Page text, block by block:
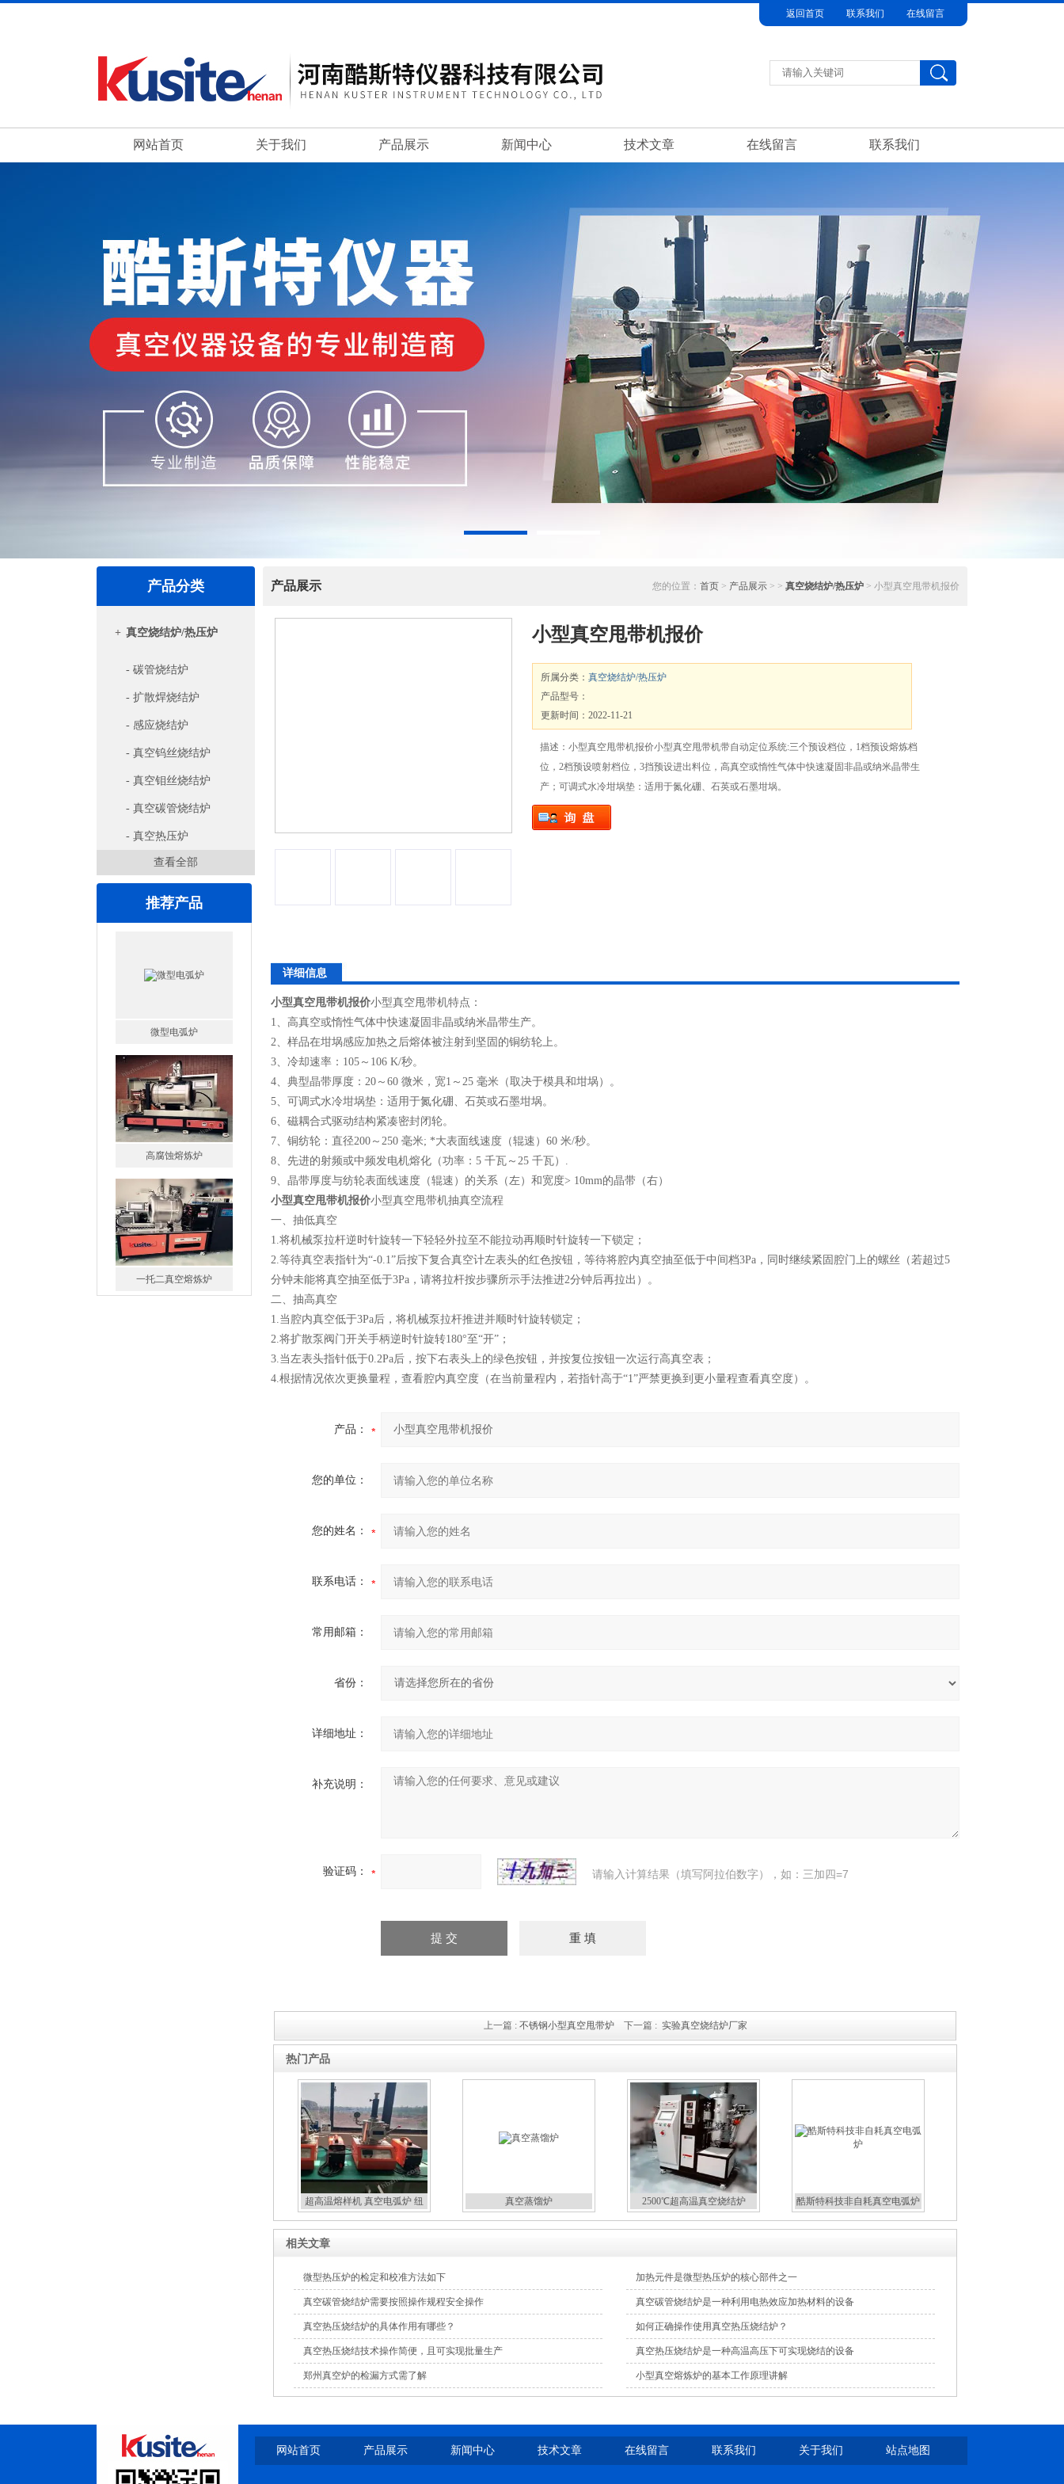
返回首页 联系我们 在线留言
网站首页 关于我们 产品展示 新闻中心 技术文章 在线留言 联系我们
产品分类
+ 真空烧结炉/热压炉
- 碳管烧结炉
- 扩散焊烧结炉
- 感应烧结炉
- 真空钨丝烧结炉
- 真空钼丝烧结炉
- 真空碳管烧结炉
- 真空热压炉
查看全部
推荐产品
高腐蚀熔炼炉
一托二真空熔炼炉
产品展示 您的位置： 首页 > 产品展示 > > 真空烧结炉/热压炉 > 小型真空甩带机报价
小型真空甩带机报价
所属分类： 真空烧结炉/热压炉
产品型号：
更新时间：2022-11-21
描述：小型真空甩带机报价小型真空甩带机带自动定位系统:三个预设档位，1档预设熔炼档
位，2档预设喷射档位，3挡预设进出料位，高真空或惰性气体中快速凝固非晶或纳米晶带生
产；可调式水冷坩埚垫：适用于氮化硼、石英或石墨坩埚。
详细信息
小型真空甩带机报价小型真空甩带机特点：
1、高真空或惰性气体中快速凝固非晶或纳米晶带生产。
2、样品在坩埚感应加热之后熔体被注射到坚固的铜纺轮上。
3、冷却速率：105～106 K/秒。
4、典型晶带厚度：20～60 微米，宽1～25 毫米（取决于模具和坩埚）。
5、可调式水冷坩埚垫：适用于氮化硼、石英或石墨坩埚。
6、磁耦合式驱动结构紧凑密封闭轮。
7、铜纺轮：直径200～250 毫米; *大表面线速度（辊速）60 米/秒。
8、先进的射频或中频发电机熔化（功率：5 千瓦～25 千瓦）.
9、晶带厚度与纺轮表面线速度（辊速）的关系（左）和宽度> 10mm的晶带（右）
小型真空甩带机报价小型真空甩带机抽真空流程
一、抽低真空
1.将机械泵拉杆逆时针旋转一下轻轻外拉至不能拉动再顺时针旋转一下锁定；
2.等待真空表指针为“-0.1”后按下复合真空计左表头的红色按钮，等待将腔内真空抽至低于中间档3Pa，同时继续紧固腔门上的螺丝（若超过5
分钟未能将真空抽至低于3Pa，请将拉杆按步骤所示手法推进2分钟后再拉出）。
二、抽高真空
1.当腔内真空低于3Pa后，将机械泵拉杆推进并顺时针旋转锁定；
2.将扩散泵阀门开关手柄逆时针旋转180°至“开”；
3.当左表头指针低于0.2Pa后，按下右表头上的绿色按钮，并按复位按钮一次运行高真空表；
4.根据情况依次更换量程，查看腔内真空度（在当前量程内，若指针高于“1”严禁更换到更小量程查看真空度）。
产品：
您的单位：
您的姓名：
联系电话：
常用邮箱：
省份：
详细地址：
补充说明：
验证码： 请输入计算结果（填写阿拉伯数字），如：三加四=7
上一篇 : 不锈钢小型真空甩带炉下一篇 : 实验真空烧结炉厂家
热门产品
超高温熔样机 真空电弧炉 纽
真空蒸馏炉 2500℃超高温真空烧结炉 酷斯特科技非自耗真空电弧炉
相关文章
微型热压炉的检定和校准方法如下 加热元件是微型热压炉的核心部件之一
真空碳管烧结炉需要按照操作规程安全操作 真空碳管烧结炉是一种利用电热效应加热材料的设备
真空热压烧结炉的具体作用有哪些？ 如何正确操作使用真空热压烧结炉？
真空热压烧结技术操作简便，且可实现批量生产 真空热压烧结炉是一种高温高压下可实现烧结的设备
郑州真空炉的检漏方式需了解 小型真空熔炼炉的基本工作原理讲解
网站首页 产品展示 新闻中心 技术文章 在线留言 联系我们 关于我们 站点地图